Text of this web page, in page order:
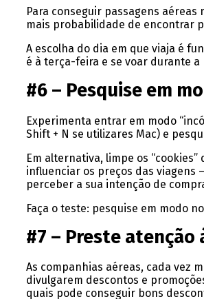
Para conseguir passagens
mais probabilidade de encontrar
A escolha do dia em que viaja é
é à terça-feira e se voar durante
#6 – Pesquise em
Experimenta entrar em modo
Shift + N se utilizares Mac) e
Em alternativa, limpe os “cookies”
influenciar os preços das viagens
perceber a sua intenção de
Faça o teste: pesquise em modo
#7 – Preste atenção
As companhias aéreas, cada vez
divulgarem descontos e
quais pode conseguir bons